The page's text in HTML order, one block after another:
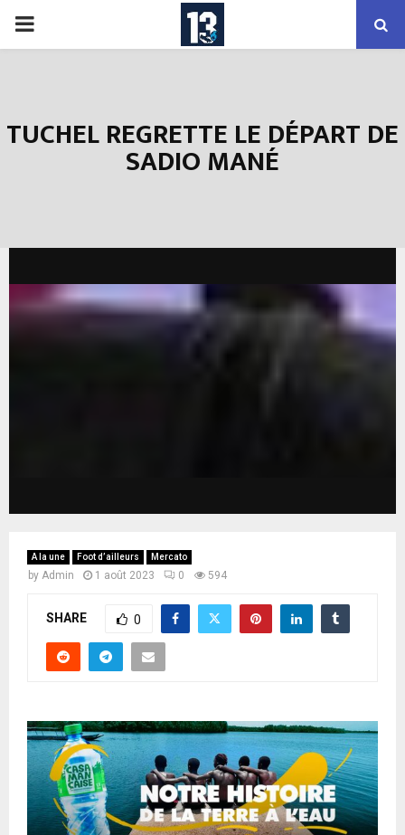
PRIMARY
TUCHEL REGRETTE LE DÉPART DE
SADIO MANÉ
A la une Foot d’ailleurs Mercato
by Admin 1 août 2023 0 594
SHARE 0